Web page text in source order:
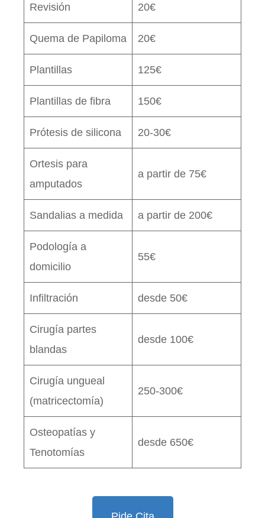
Revisión 20€
Quema de Papiloma 20€
Plantillas 125€
Plantillas de fibra 150€
Prótesis de silicona 20-30€
Ortesis para
amputados
a partir de 75€
Sandalias a medida a partir de 200€
Podología a
domicilio
55€
Infiltración desde 50€
Cirugía partes
blandas
desde 100€
Cirugía ungueal
(matricectomía)
250-300€
Osteopatías y
Tenotomías
desde 650€